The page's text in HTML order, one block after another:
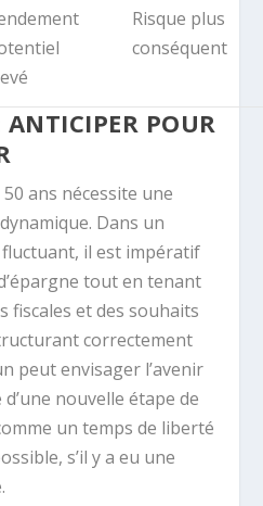
Risque plus
conséquent
POUR
ans nécessite une
Dans un
il est impératif
tout en tenant
fiscales et des souhaits
correctement
peut envisager l’avenir
d’une nouvelle étape de
un temps de liberté
s’il y a eu une